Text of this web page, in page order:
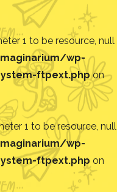
1 to be resource, null
wp-
ftpext.phpon
1 to be resource, null
wp-
ftpext.php on